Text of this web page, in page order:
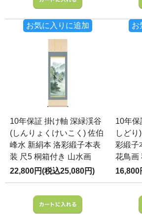
お気に入りに追加 お
10年保証 掛け軸 深緑渓谷
(しんりょくけいこく) 佐伯
峰水 新絹本 洛彩緞子本表
装 尺5 桐箱付き 山水画
22,800円(税込25,080円)
10年保
しどり
彩緞子
花鳥画
16,800